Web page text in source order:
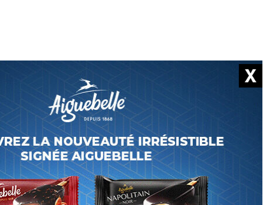
a créé la surprise en s’invitant, hier soir, 11 avril, au
placée cette année sous le thème «Musicalement
événement haut en couleurs et mélodies locales,
par la présence de cette sommité d’Hollywood,
Marrakech pour les besoins du tournage de «Army of
est inspiré d’une histoire réelle, en l’occurrence